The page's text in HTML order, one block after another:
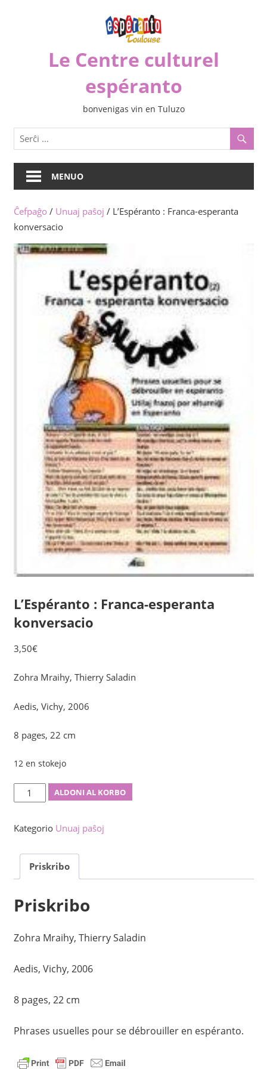
Le Centre culturel
espéranto
bonvenigas vin en Tuluzo
MENUO
Ĉefpaĝo / Unuaj paŝoj / L’Espéranto : Franca-esperanta
konversacio
L’Espéranto : Franca-esperanta
konversacio
3,50€
Zohra Mraihy, Thierry Saladin
Aedis, Vichy, 2006
8 pages, 22 cm
12 en stokejo
L'Espéranto
:
esperanta
konversacio
kvanto
ALDONI AL KORBO
Kategorio Unuaj paŝoj
Priskribo
Priskribo
Zohra Mraihy, Thierry Saladin
Aedis, Vichy, 2006
8 pages, 22 cm
Phrases usuelles pour se débrouiller en espéranto.